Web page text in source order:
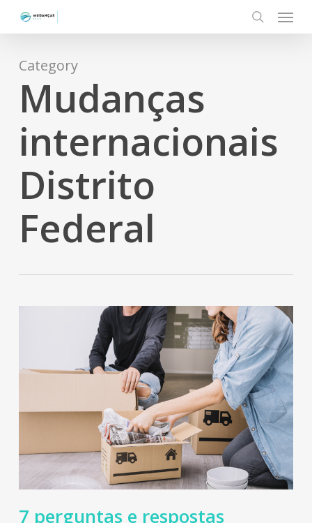
content
search
Menu
Category
Mudanças
internacionais
Distrito
Federal
7 perguntas e respostas